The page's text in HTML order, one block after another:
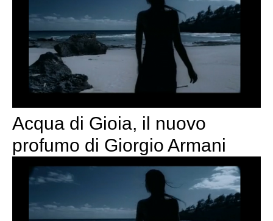
Acqua di Gioia, il nuovo
profumo di Giorgio Armani